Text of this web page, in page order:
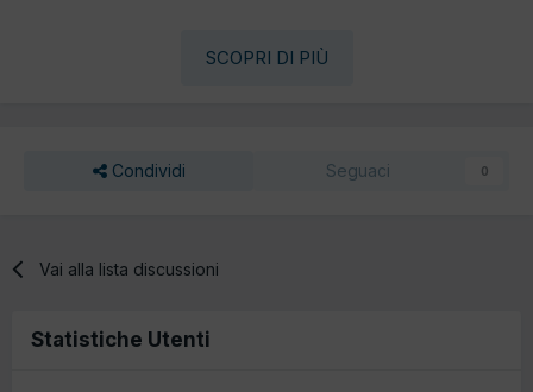
SCOPRI DI PIÙ
Condividi Seguaci 0
Vai alla lista discussioni
Statistiche Utenti